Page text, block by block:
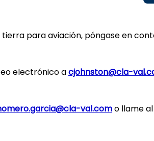
para aviación, póngase en
electrónico acjohnston@cla-
val.como llame